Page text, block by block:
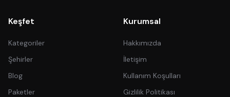
Keşfet
Kategoriler
Şehirler
Blog
Paketler
Kurumsal
Hakkımızda
İletişim
Kullanım Koşulları
Gizlilik Politikası